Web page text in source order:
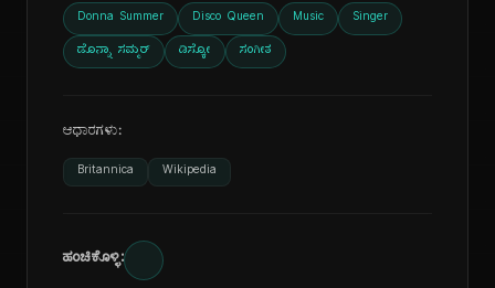
Donna Summer Disco Queen Music Singer
ಡೊನ್ನಾ ಸಮ್ಮರ್ ಡಿಸ್ಕೋ ಸಂಗೀತ
ಆಧಾರಗಳು:
Britannica Wikipedia
ಹಂಚಿಕೊಳ್ಳಿ: